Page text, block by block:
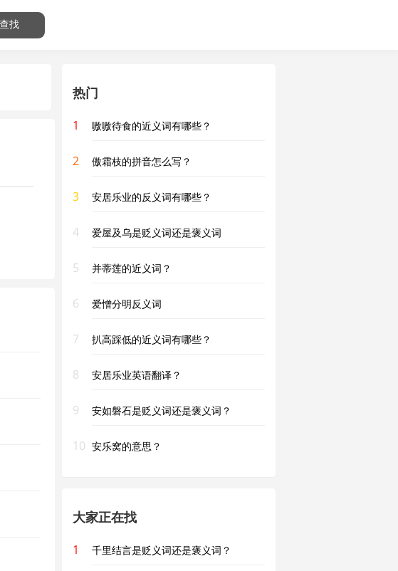
查找
热门
1 嗷嗷待食的近义词有哪些？
2 傲霜枝的拼音怎么写？
3 安居乐业的反义词有哪些？
4 爱屋及乌是贬义词还是褒义词
5 并蒂莲的近义词？
6 爱憎分明反义词
7 扒高踩低的近义词有哪些？
8 安居乐业英语翻译？
9 安如磐石是贬义词还是褒义词？
10 安乐窝的意思？
大家正在找
1 千里结言是贬义词还是褒义词？